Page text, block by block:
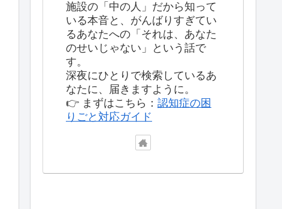
施設の「中の人」だから知って
いる本音と、がんばりすぎてい
るあなたへの「それは、あなた
のせいじゃない」という話で
す。
深夜にひとりで検索しているあ
なたに、届きますように。
👉 まずはこちら： 認知症の困
りごと対応ガイド